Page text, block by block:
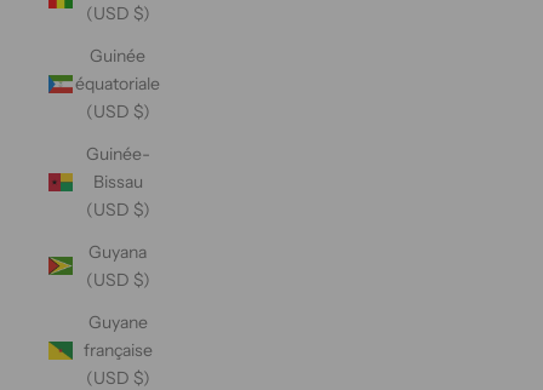
(USD $)
Guinée
équatoriale
(USD $)
Guinée-
Bissau
(USD $)
Guyana
(USD $)
Guyane
française
(USD $)